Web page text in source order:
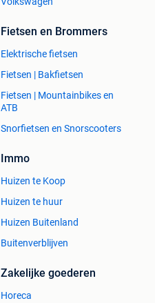
Fietsen en Brommers
Elektrische fietsen
Fietsen | Bakfietsen
Fietsen | Mountainbikes en
ATB
Snorfietsen en Snorscooters
Immo
Huizen te Koop
Huizen te huur
Huizen Buitenland
Buitenverblijven
Zakelijke goederen
Horeca